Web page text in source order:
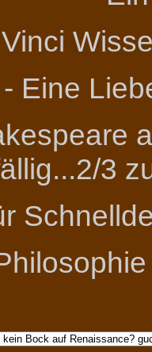
Eine
3